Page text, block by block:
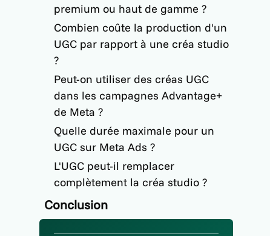
premium ou haut de gamme ?
Combien coûte la production d'un
UGC par rapport à une créa studio
?
Peut-on utiliser des créas UGC
dans les campagnes Advantage+
de Meta ?
Quelle durée maximale pour un
UGC sur Meta Ads ?
L'UGC peut-il remplacer
complètement la créa studio ?
Conclusion